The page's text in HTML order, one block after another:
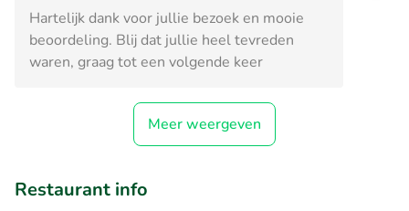
Hartelijk dank voor jullie bezoek en mooie
beoordeling. Blij dat jullie heel tevreden
waren, graag tot een volgende keer
Meer weergeven
Restaurant info